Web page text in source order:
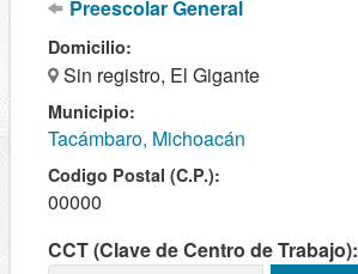
Preescolar General
Domicilio:
Sin registro, El Gigante
Municipio:
Tacámbaro, Michoacán
Codigo Postal (C.P.):
00000
CCT (Clave de Centro de Trabajo):